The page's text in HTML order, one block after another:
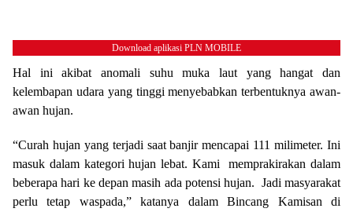
Download aplikasi PLN MOBILE
Hal ini akibat anomali suhu muka laut yang hangat dan
kelembapan udara yang tinggi menyebabkan terbentuknya awan-
awan hujan.
“Curah hujan yang terjadi saat banjir mencapai 111 milimeter. Ini
masuk dalam kategori hujan lebat. Kami memprakirakan dalam
beberapa hari ke depan masih ada potensi hujan. Jadi masyarakat
perlu tetap waspada,” katanya dalam Bincang Kamisan di